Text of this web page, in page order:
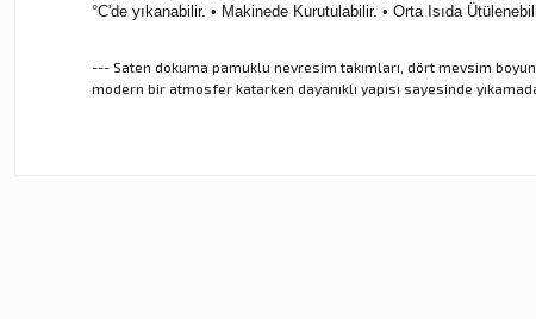
°C'de yıkanabilir. • Makinede Kurutulabilir. • Orta Isıda
--- Saten dokuma pamuklu nevresim takımları, dört mevsim
modern bir atmosfer katarken dayanıklı yapısı sayesinde